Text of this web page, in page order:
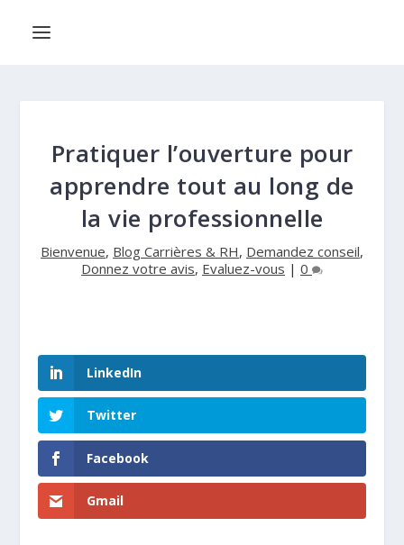
Pratiquer l’ouverture pour
apprendre tout au long de
la vie professionnelle
Bienvenue, Blog Carrières & RH, Demandez conseil,
Donnez votre avis, Evaluez-vous | 0
LinkedIn
Twitter
Facebook
Gmail